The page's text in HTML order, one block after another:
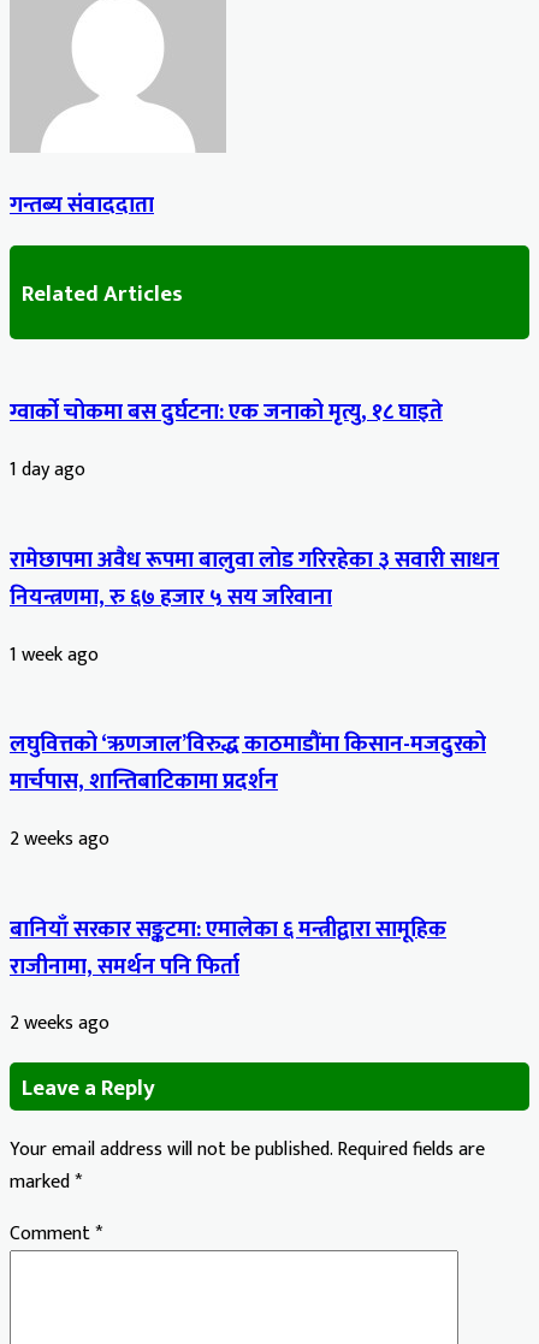
गन्तब्य संवाददाता
Related Articles
ग्वार्को चोकमा बस दुर्घटना: एक जनाको मृत्यु, १८ घाइते
1 day ago
रामेछापमा अवैध रूपमा बालुवा लोड गरिरहेका ३ सवारी साधन
नियन्त्रणमा, रु ६७ हजार ५ सय जरिवाना
1 week ago
लघुवित्तको ‘ऋणजाल’विरुद्ध काठमाडौंमा किसान-मजदुरको
मार्चपास, शान्तिबाटिकामा प्रदर्शन
2 weeks ago
बानियाँ सरकार सङ्कटमा: एमालेका ६ मन्त्रीद्वारा सामूहिक
राजीनामा, समर्थन पनि फिर्ता
2 weeks ago
Leave a Reply
Your email address will not be published.Required fields are
marked*
Comment*